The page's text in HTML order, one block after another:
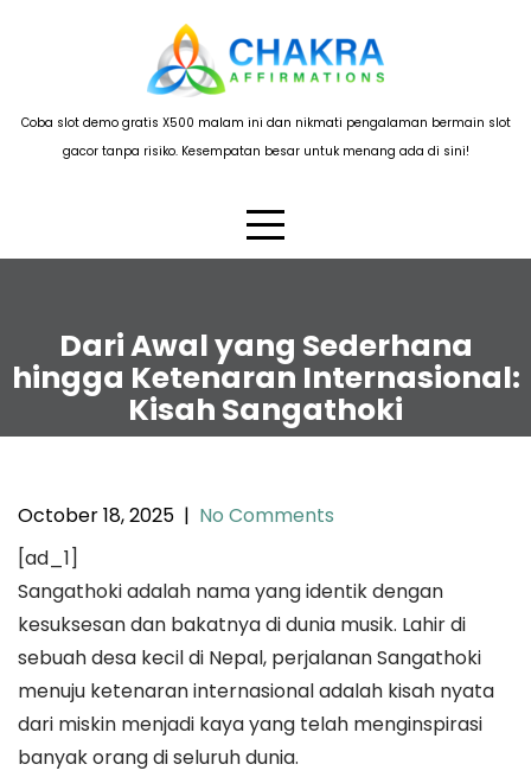
Coba slot demo gratis X500 malam ini dan nikmati pengalaman bermain slot
gacor tanpa risiko. Kesempatan besar untuk menang ada di sini!
Dari Awal yang Sederhana
hingga Ketenaran Internasional:
Kisah Sangathoki
October 18, 2025 | No Comments
[ad_1]
Sangathoki adalah nama yang identik dengan
kesuksesan dan bakatnya di dunia musik. Lahir di
sebuah desa kecil di Nepal, perjalanan Sangathoki
menuju ketenaran internasional adalah kisah nyata
dari miskin menjadi kaya yang telah menginspirasi
banyak orang di seluruh dunia.